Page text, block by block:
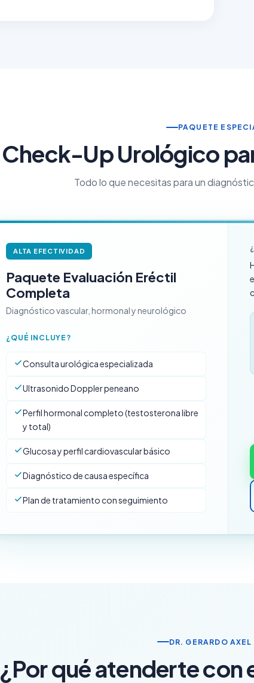
PAQUETE
Check-Up Urológico
Todo lo que necesitas para un
ALTA EFECTIVIDAD
Paquete Evaluación Eréctil
Completa
Diagnóstico vascular, hormonal y neurológico
¿QUÉ INCLUYE?
Consulta urológica especializada
Ultrasonido Doppler peneano
Perfil hormonal completo (testosterona libre
y total)
Glucosa y perfil cardiovascular básico
Diagnóstico de causa específica
Plan de tratamiento con seguimiento
DR. GERARDO
¿Por qué atenderte con